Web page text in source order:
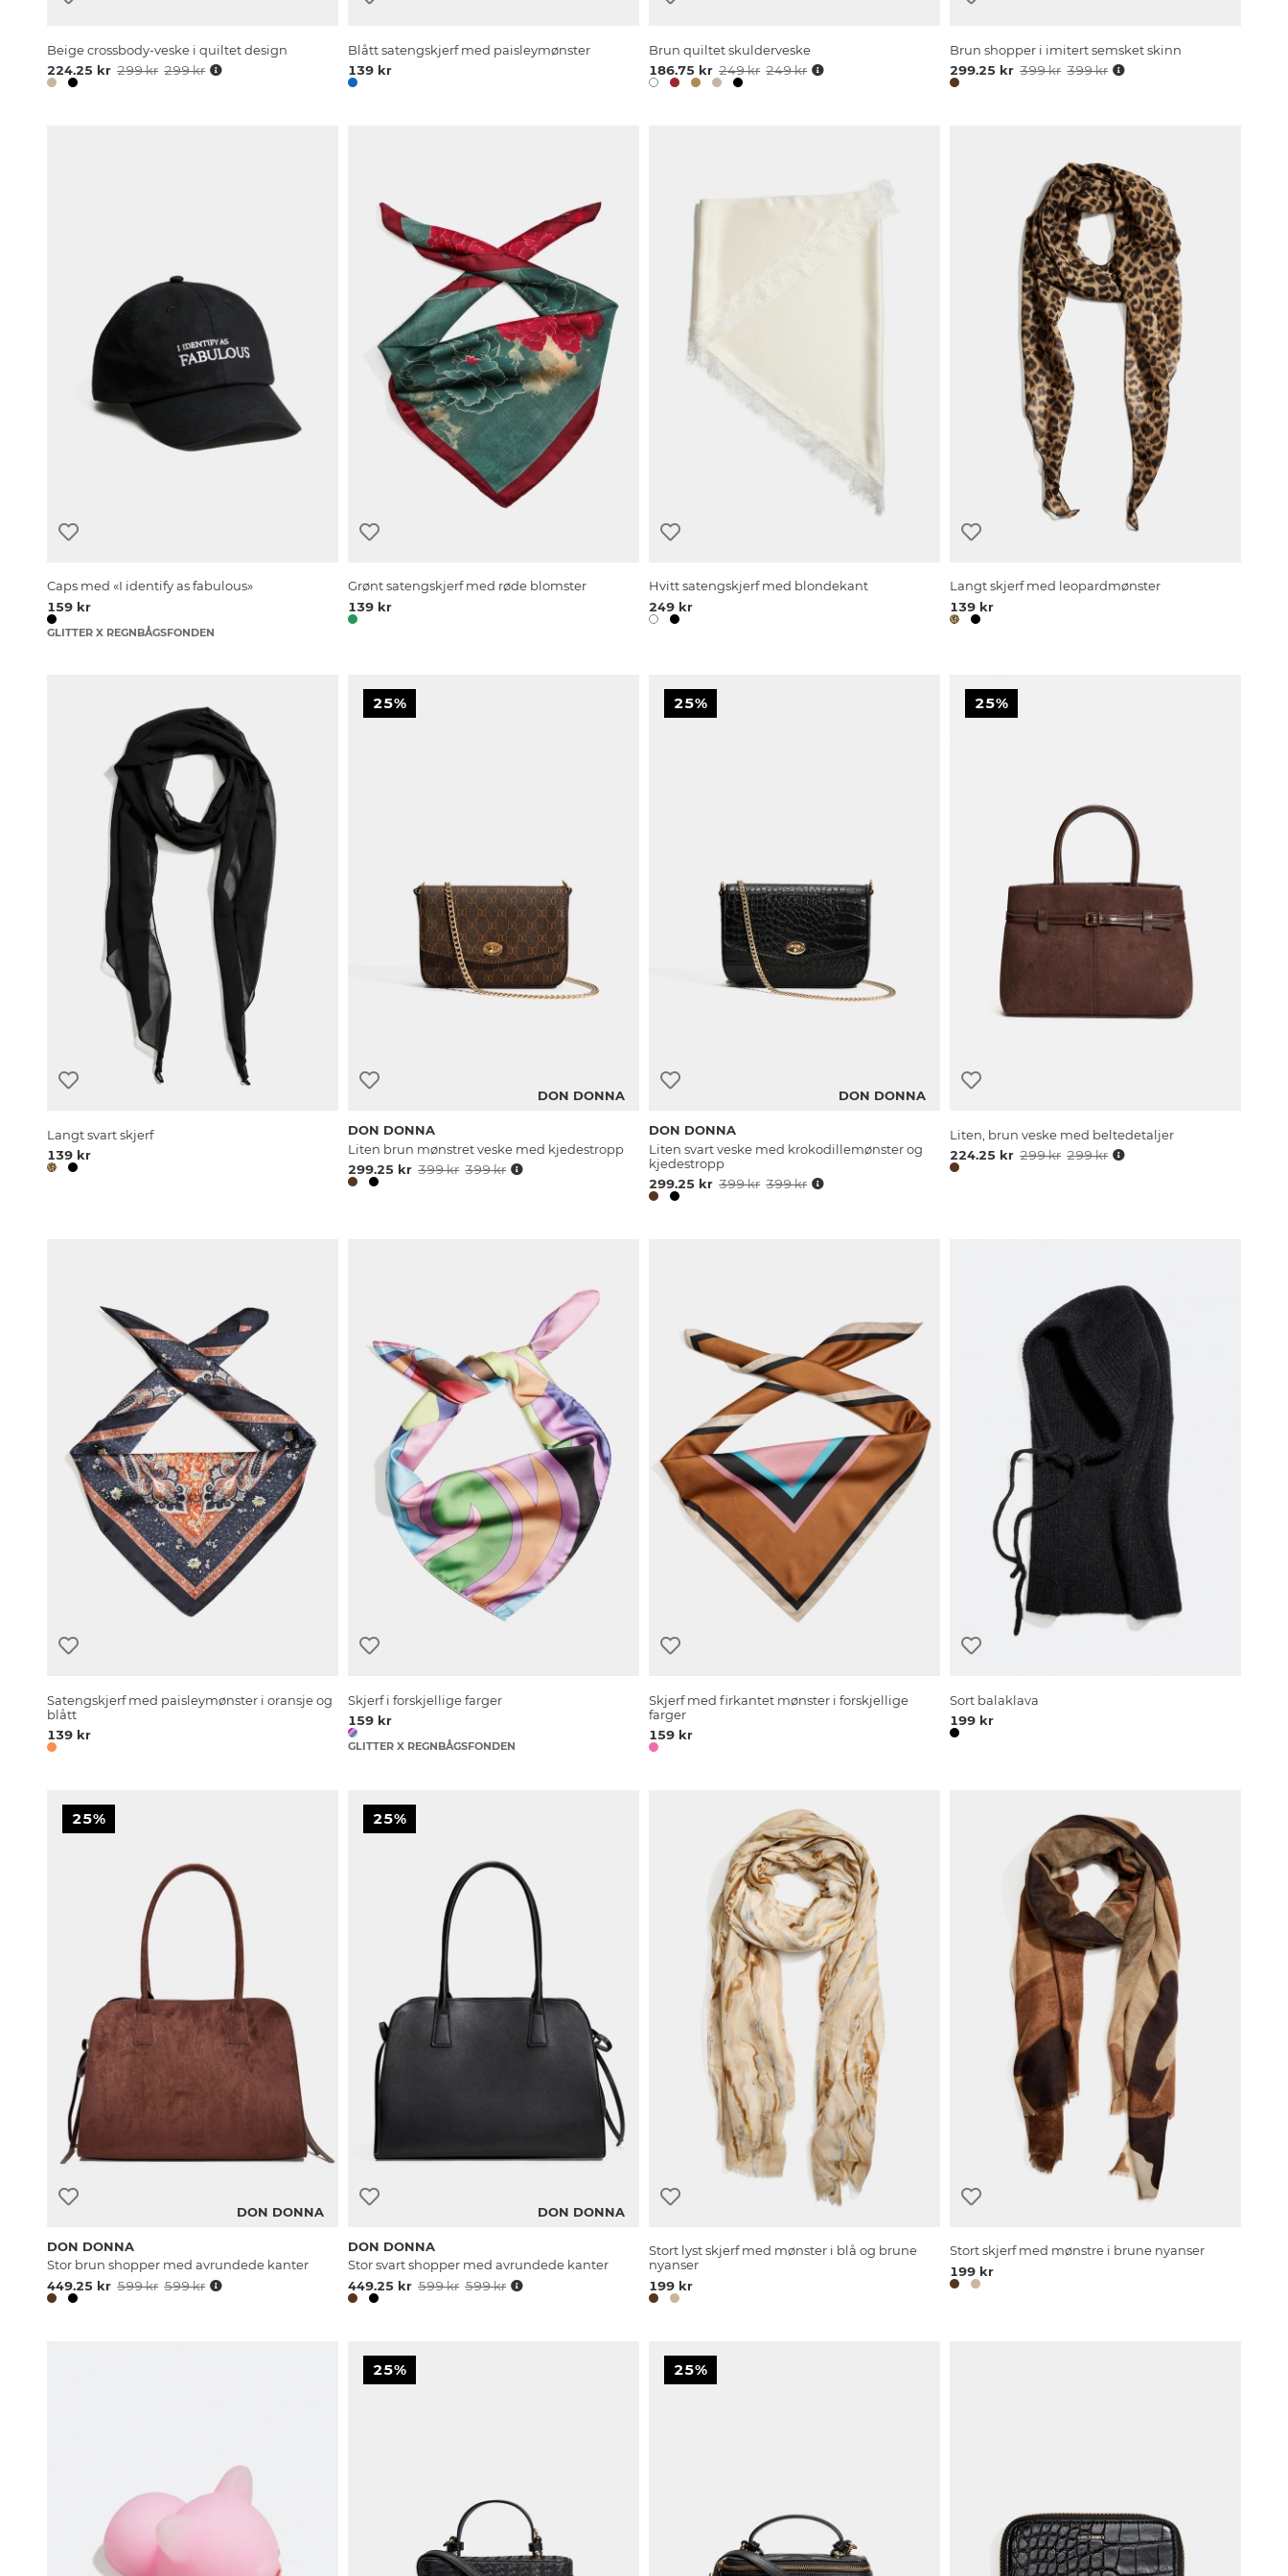
Beige crossbody-veske i quiltet design
224.25 kr 299 kr 299 kr
Blått satengskjerf med paisleymønster
139 kr
Brun quiltet skulderveske
186.75 kr 249 kr 249 kr
Brun shopper i imitert semsket skinn
299.25 kr 399 kr 399 kr
Caps med «I identify as fabulous»
159 kr
GLITTER X REGNBÅGSFONDEN
Grønt satengskjerf med røde blomster
139 kr
Hvitt satengskjerf med blondekant
249 kr
Langt skjerf med leopardmønster
139 kr
Langt svart skjerf
139 kr
25%
DON DONNA
DON DONNA
Liten brun mønstret veske med kjedestropp
299.25 kr 399 kr 399 kr
25%
DON DONNA
DON DONNA
Liten svart veske med krokodillemønster og
kjedestropp
299.25 kr 399 kr 399 kr
25%
Liten, brun veske med beltedetaljer
224.25 kr 299 kr 299 kr
Satengskjerf med paisleymønster i oransje og
blått
139 kr
Skjerf i forskjellige farger
159 kr
GLITTER X REGNBÅGSFONDEN
Skjerf med firkantet mønster i forskjellige
farger
159 kr
Sort balaklava
199 kr
25%
DON DONNA
DON DONNA
Stor brun shopper med avrundede kanter
449.25 kr 599 kr 599 kr
25%
DON DONNA
DON DONNA
Stor svart shopper med avrundede kanter
449.25 kr 599 kr 599 kr
Stort lyst skjerf med mønster i blå og brune
nyanser
199 kr
Stort skjerf med mønstre i brune nyanser
199 kr
25% 25%